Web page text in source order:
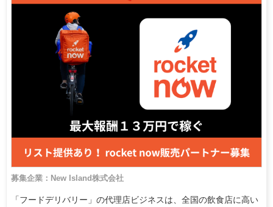
募集企業：New Island株式会社
「フードデリバリー」の代理店ビジネスは、全国の飲食店に高い